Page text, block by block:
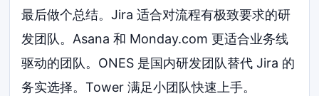
最后做个总结。Jira 适合对流程有极致要求的研
发团队。Asana 和 Monday.com 更适合业务线
驱动的团队。ONES 是国内研发团队替代 Jira 的
务实选择。Tower 满足小团队快速上手。